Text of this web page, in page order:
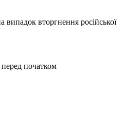
випадок вторгнення російської
початком